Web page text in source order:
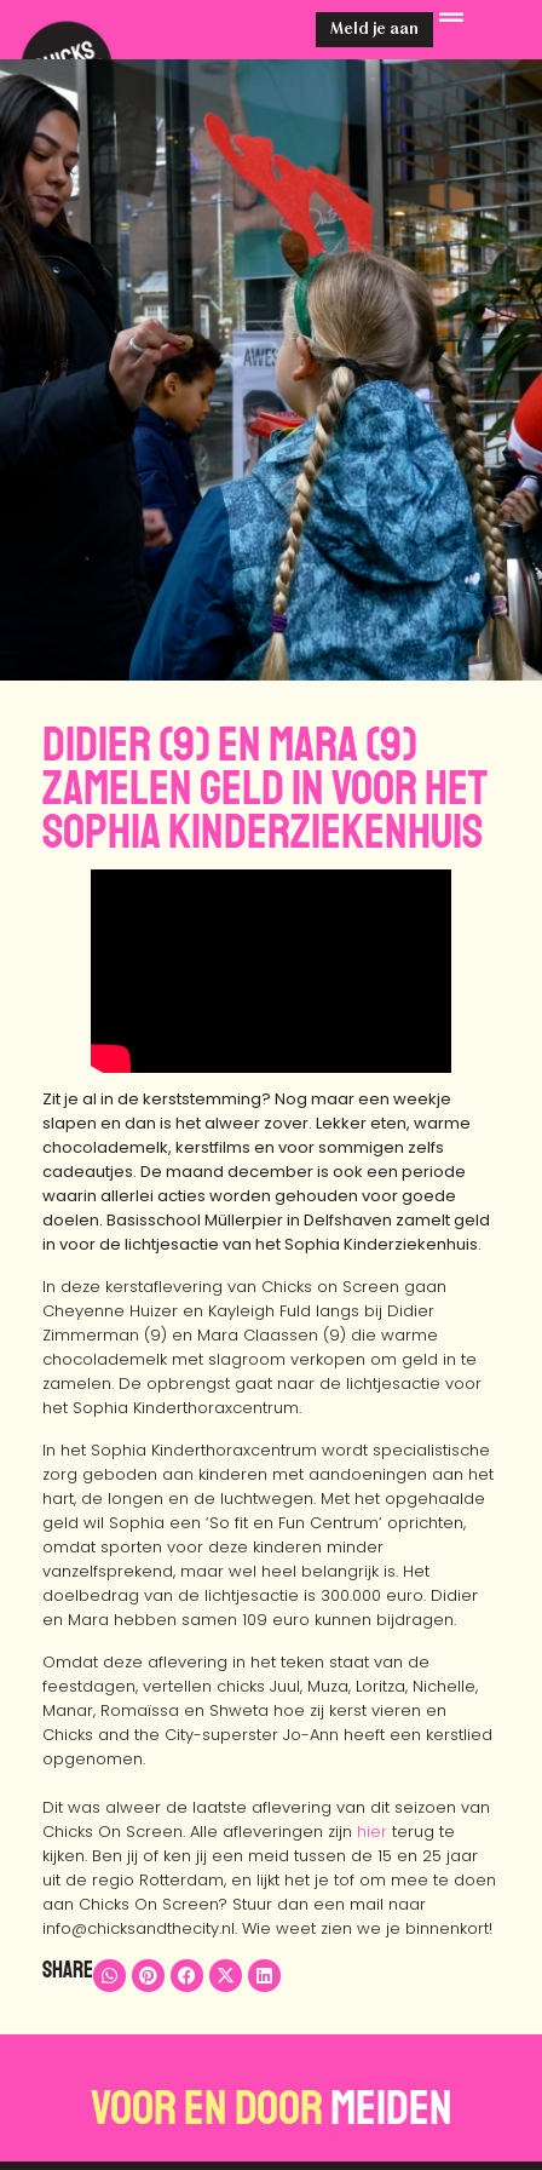
Meld je aan
Didier (9) en Mara (9)
zamelen geld in voor het
Sophia Kinderziekenhuis
Zit je al in de kerststemming? Nog maar een weekje
slapen en dan is het alweer zover. Lekker eten, warme
chocolademelk, kerstfilms en voor sommigen zelfs
cadeautjes. De maand december is ook een periode
waarin allerlei acties worden gehouden voor goede
doelen. Basisschool Müllerpier in Delfshaven zamelt geld
in voor de lichtjesactie van het Sophia Kinderziekenhuis.
In deze kerstaflevering van Chicks on Screen gaan
Cheyenne Huizer en Kayleigh Fuld langs bij Didier
Zimmerman (9) en Mara Claassen (9) die warme
chocolademelk met slagroom verkopen om geld in te
zamelen. De opbrengst gaat naar de lichtjesactie voor
het Sophia Kinderthoraxcentrum.
In het Sophia Kinderthoraxcentrum wordt specialistische
zorg geboden aan kinderen met aandoeningen aan het
hart, de longen en de luchtwegen. Met het opgehaalde
geld wil Sophia een ‘So fit en Fun Centrum’ oprichten,
omdat sporten voor deze kinderen minder
vanzelfsprekend, maar wel heel belangrijk is. Het
doelbedrag van de lichtjesactie is 300.000 euro. Didier
en Mara hebben samen 109 euro kunnen bijdragen.
Omdat deze aflevering in het teken staat van de
feestdagen, vertellen chicks Juul, Muza, Loritza, Nichelle,
Manar, Romaïssa en Shweta hoe zij kerst vieren en
Chicks and the City-superster Jo-Ann heeft een kerstlied
opgenomen.
Dit was alweer de laatste aflevering van dit seizoen van
Chicks On Screen. Alle afleveringen zijn hier terug te
kijken. Ben jij of ken jij een meid tussen de 15 en 25 jaar
uit de regio Rotterdam, en lijkt het je tof om mee te doen
aan Chicks On Screen? Stuur dan een mail naar
info@chicksandthecity.nl. Wie weet zien we je binnenkort!
Share
Voor en doorMeiden